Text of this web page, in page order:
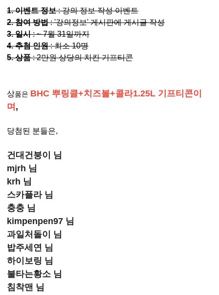
1. 이벤트 정보: 강의 정보 작성 이벤트
2. 참여 방법: '강의정보' 게시판에 게시글 작성
3. 일시: ~ 7월 31일까지
4. 추첨 인원: 최소 10명
5. 상품: 2만원 상당의 치킨 기프티콘
상품은 BHC 뿌링클+치즈볼+콜라1.25L 기프티콘이
며 ,
당첨된 분들은,
건대건붕이 님
mjrh 님
krh 님
스카플라 님
충충 님
kimpenpen97 님
과일처돌이 님
밥주세연 님
하이보링 님
불타는황소 님
침착맨 님